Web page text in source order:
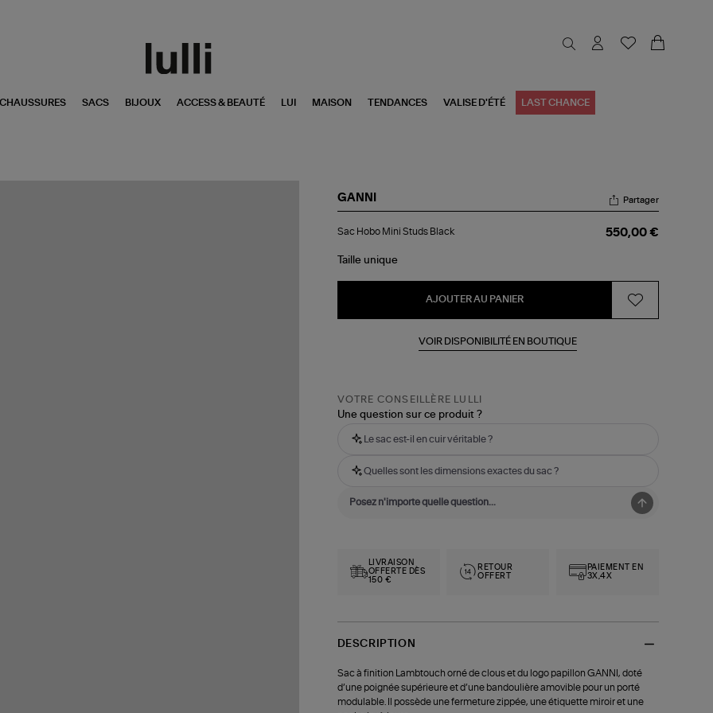
CHAUSSURES SACS BIJOUX ACCESS & BEAUTÉ LUI MAISON TENDANCES VALISE D'ÉTÉ LAST CHANCE
GANNI
Hobo
Studs
Partager
Sac Hobo Mini Studs Black 550,00 €
Taille unique
AJOUTER AU PANIER
VOIR DISPONIBILITÉ EN BOUTIQUE
VOTRE CONSEILLÈRE LULLI
Une question sur ce produit ?
Le sac est-il en cuir véritable ?
Quelles sont les dimensions exactes du sac ?
LIVRAISON
OFFERTE DÈS
150 €
RETOUR
OFFERT
PAIEMENT EN
3X,4X
DESCRIPTION
Sac à finition Lambtouch orné de clous et du logo papillon GANNI, doté
d’une poignée supérieure et d’une bandoulière amovible pour un porté
modulable. Il possède une fermeture zippée, une étiquette miroir et une